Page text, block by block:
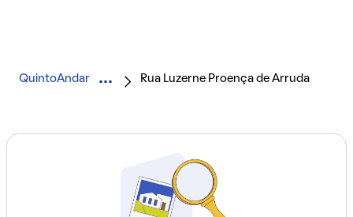
QuintoAndar Rua Luzerne Proença de Arruda